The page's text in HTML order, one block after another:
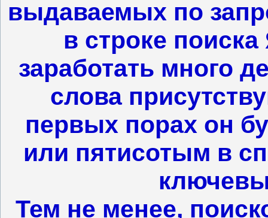
выдаваемых по
в строке
заработать много
слова
первых порах он
или пятисотым в
Тем не менее,